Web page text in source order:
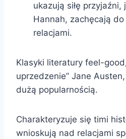
ukazują siłę przyjaźni,
Hannah, zachęcają
relacjami.
Klasyki literatury feel-
uprzedzenie” Jane
dużą popularnością.
Charakteryzuje się timi
wnioskują nad relacjami